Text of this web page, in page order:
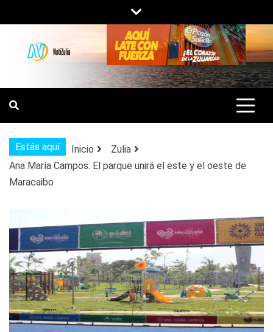
al
contenido
NOTIZULIA
NOTICIAS DEL ZULIA, VENEZUELA Y
DE INTERÉS GENERAL.
Estás aquí Inicio
Zulia
Ana María Campos: El parque unirá el este y el oeste de
Maracaibo